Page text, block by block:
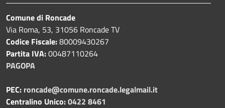
Comune di Roncade
Via Roma, 53, 31056 Roncade TV
Codice Fiscale:80009430267
Partita IVA:00487110264
PAGOPA
PEC: roncade@comune.roncade.legalmail.it
Centralino Unico:0422 8461